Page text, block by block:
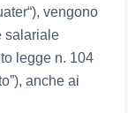
vengono
salariale
legge n. 104
anche ai